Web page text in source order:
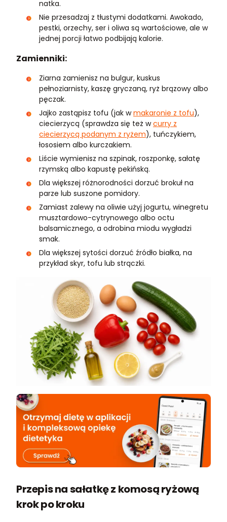
natka.
Nie przesadzaj z tłustymi dodatkami. Awokado,
pestki, orzechy, ser i oliwa są wartościowe, ale w
jednej porcji łatwo podbijają kalorie.
Zamienniki:
Ziarna zamienisz na bulgur, kuskus
pełnoziarnisty, kaszę gryczaną, ryż brązowy albo
pęczak.
Jajko zastąpisz tofu (jak wmakaronie z tofu),
ciecierzycą (sprawdza się też wcurry z
ciecierzycą podanym z ryżem), tuńczykiem,
łososiem albo kurczakiem.
Liście wymienisz na szpinak, roszponkę, sałatę
rzymską albo kapustę pekińską.
Dla większej różnorodności dorzuć brokuł na
parze lub suszone pomidory.
Zamiast zalewy na oliwie użyj jogurtu, winegretu
musztardowo-cytrynowego albo octu
balsamicznego, a odrobina miodu wygładzi
smak.
Dla większej sytości dorzuć źródło białka, na
przykład skyr, tofu lub strączki.
Przepis na sałatkę z komosą ryżową
krok po kroku